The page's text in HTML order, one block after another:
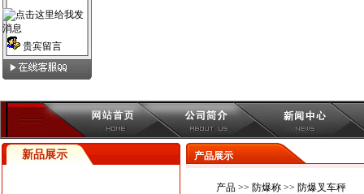
新品展示 产品展示
产品>> 防爆称>> 防爆叉车秤
贵宾留言